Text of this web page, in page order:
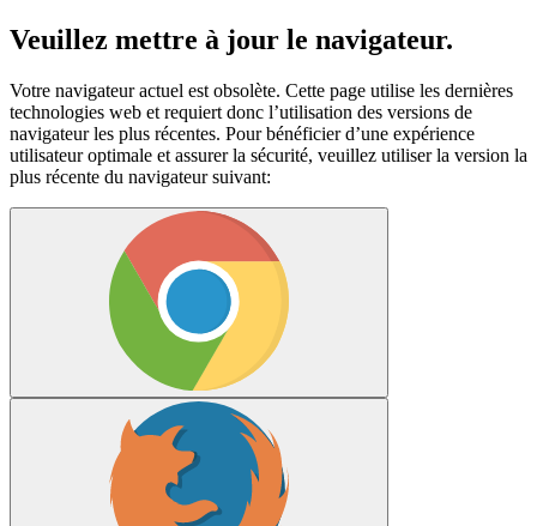
Veuillez mettre à jour le navigateur.
Votre navigateur actuel est obsolète. Cette page utilise les dernières
technologies web et requiert donc l’utilisation des versions de
navigateur les plus récentes. Pour bénéficier d’une expérience
utilisateur optimale et assurer la sécurité, veuillez utiliser la version la
plus récente du navigateur suivant: